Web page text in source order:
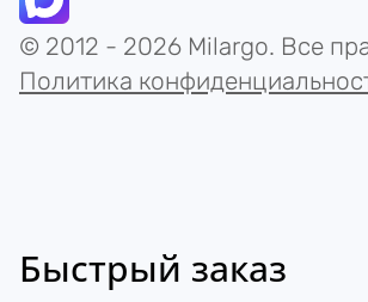
© 2012 - 2026 Milargo. Все
Политика
Быстрый заказ